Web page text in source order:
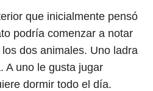
que inicialmente pensó
podría comenzar a notar
dos animales. Uno ladra
A uno le gusta jugar
dormir todo el día.